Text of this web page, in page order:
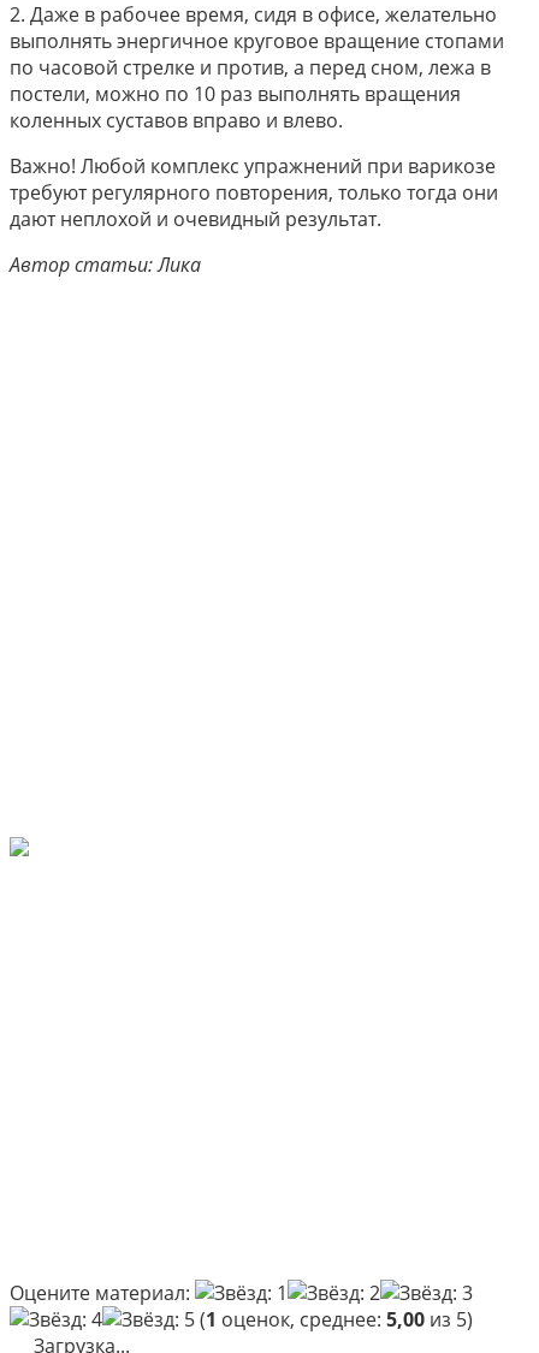
2.​ Даже в рабочее время, сидя в офисе, желательно
выполнять энергичное круговое вращение стопами
по часовой стрелке и против, а перед сном, лежа в
постели, можно по 10 раз выполнять вращения
коленных суставов вправо и влево.
Важно! Любой комплекс упражнений при варикозе
требуют регулярного повторения, только тогда они
дают неплохой и очевидный результат.
Автор статьи: Лика
Оцените материал:
(1 оценок, среднее: 5,00 из 5)
Загрузка...